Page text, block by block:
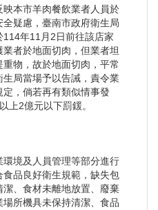
本市羊肉餐飲業者人員於
疑慮，臺南市政府衛生局
年11月2日前往該店家
者於地面切肉，但業者坦
物，故於地面切肉，平常
局當場予以告誡，責令業
，倘若再有類似情事發
上2億元以下罰鍰。
境及人員管理等部分進行
品良好衛生規範，缺失包
、食材未離地放置、廢棄
所機具未保持清潔、食品